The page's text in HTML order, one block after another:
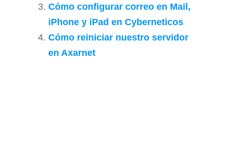
Cómo configurar correo en Mail,
iPhone y iPad en Cyberneticos
Cómo reiniciar nuestro servidor
en Axarnet